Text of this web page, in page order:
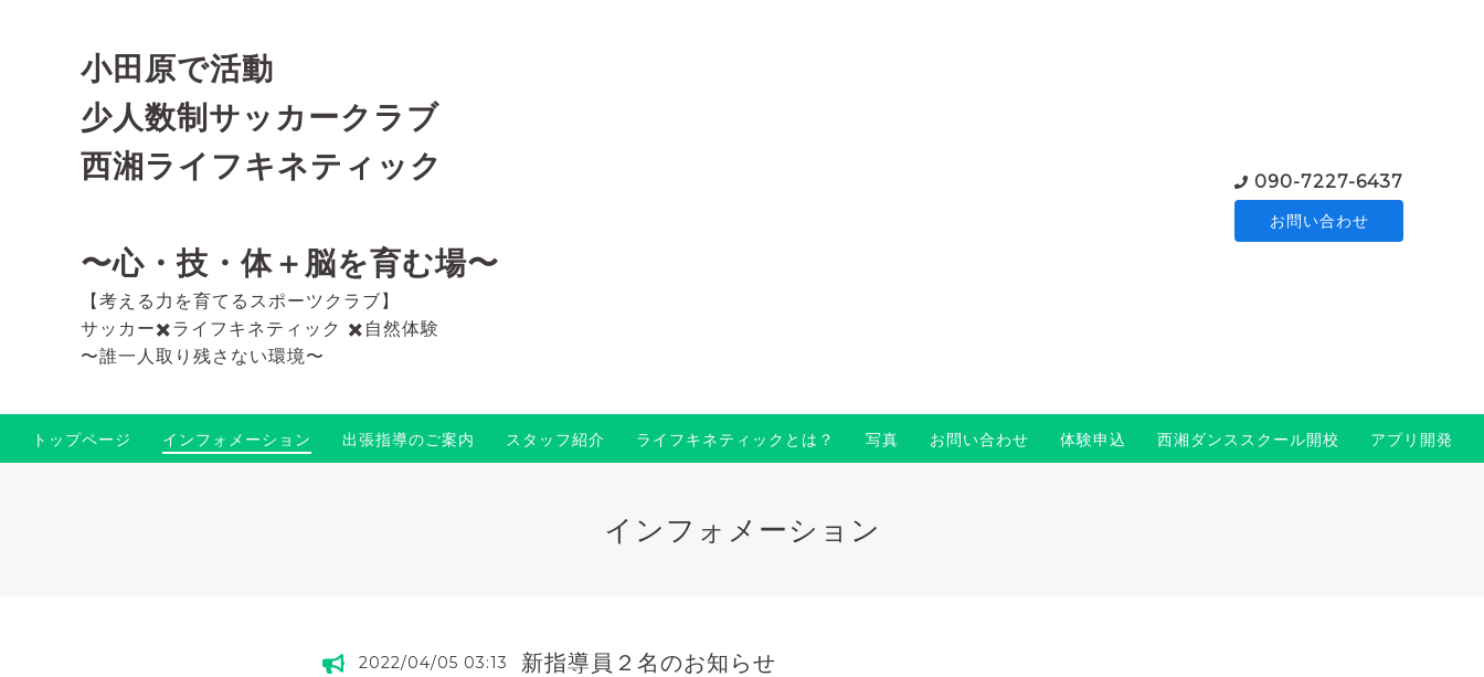
小田原で活動
少人数制サッカークラブ
西湘ライフキネティック
〜心・技・体＋脳を育む場〜
【考える力を育てるスポーツクラブ】
サッカー✖️ライフキネティック ✖️自然体験
〜誰一人取り残さない環境〜
090-7227-6437
お問い合わせ
トップページ インフォメーション 出張指導のご案内 スタッフ紹介 ライフキネティックとは？ 写真 お問い合わせ 体験申込 西湘ダンススクール開校 アプリ開発
インフォメーション
2022/04/05 03:13 新指導員２名のお知らせ